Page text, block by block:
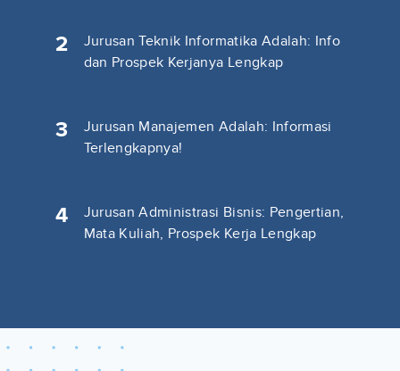
2
Jurusan Teknik Informatika Adalah: Info
dan Prospek Kerjanya Lengkap
3
Jurusan Manajemen Adalah: Informasi
Terlengkapnya!
4
Jurusan Administrasi Bisnis: Pengertian,
Mata Kuliah, Prospek Kerja Lengkap